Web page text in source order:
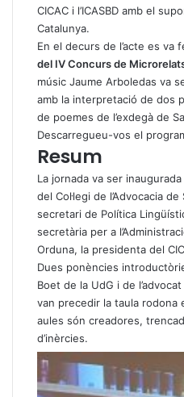
CICAC i l’ICASBD amb el
Catalunya.
En el decurs de l’acte es va
del IV Concurs de
músic Jaume Arboledas va
amb la interpretació de dos
de poemes de l’exdegà de
Descarregueu-vos el
Resum
La jornada va ser
del Col·legi de l’Advocacia
secretari de Política
secretària per a
Orduna, la presidenta del
Dues ponències
Boet de la UdG i de
van precedir la taula rodona
aules són creadores,
d’inèrcies.